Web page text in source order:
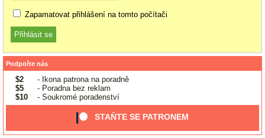
Zapamatovat přihlášení na tomto počítači
Podpořte nás
$2
- Ikona patrona na poradně
$5
- Poradna bez reklam
$10
- Soukromé poradenství
STAŇTE SE PATRONEM